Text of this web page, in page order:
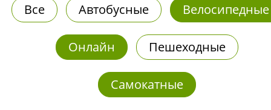
Все Автобусные Велосипедные
Онлайн Пешеходные
Самокатные